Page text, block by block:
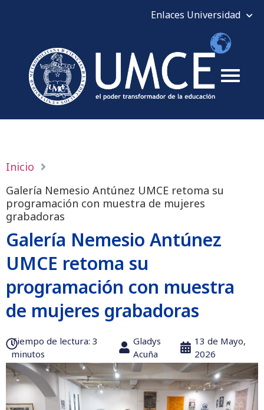
Inicio
Galería Nemesio Antúnez UMCE retoma su
programación con muestra de mujeres
grabadoras
Galería Nemesio Antúnez
UMCE retoma su
programación con muestra
de mujeres grabadoras
Tiempo de lectura:‎ 3
minutos
Gladys
Acuña
13 de Mayo,
2026